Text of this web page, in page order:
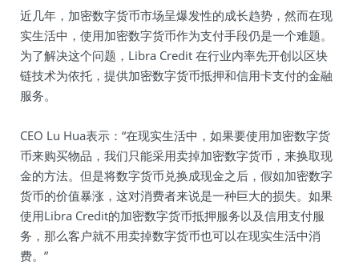
近几年，加密数字货币市场呈爆发性的成长趋势，然而在现
实生活中，使用加密数字货币作为支付手段仍是一个难题。
为了解决这个问题，Libra Credit 在行业内率先开创以区块
链技术为依托，提供加密数字货币抵押和信用卡支付的金融
服务。
CEO Lu Hua表示：“在现实生活中，如果要使用加密数字货
币来购买物品，我们只能采用卖掉加密数字货币，来换取现
金的方法。但是将数字货币兑换成现金之后，假如加密数字
货币的价值暴涨，这对消费者来说是一种巨大的损失。如果
使用Libra Credit的加密数字货币抵押服务以及信用支付服
务，那么客户就不用卖掉数字货币也可以在现实生活中消
费。”